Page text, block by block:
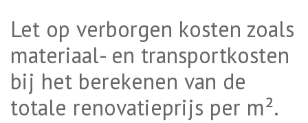
Let op verborgen kosten zoals
materiaal- en transportkosten
bij het berekenen van de
totale renovatieprijs per m².